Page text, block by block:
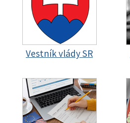
Vestník vlády SR